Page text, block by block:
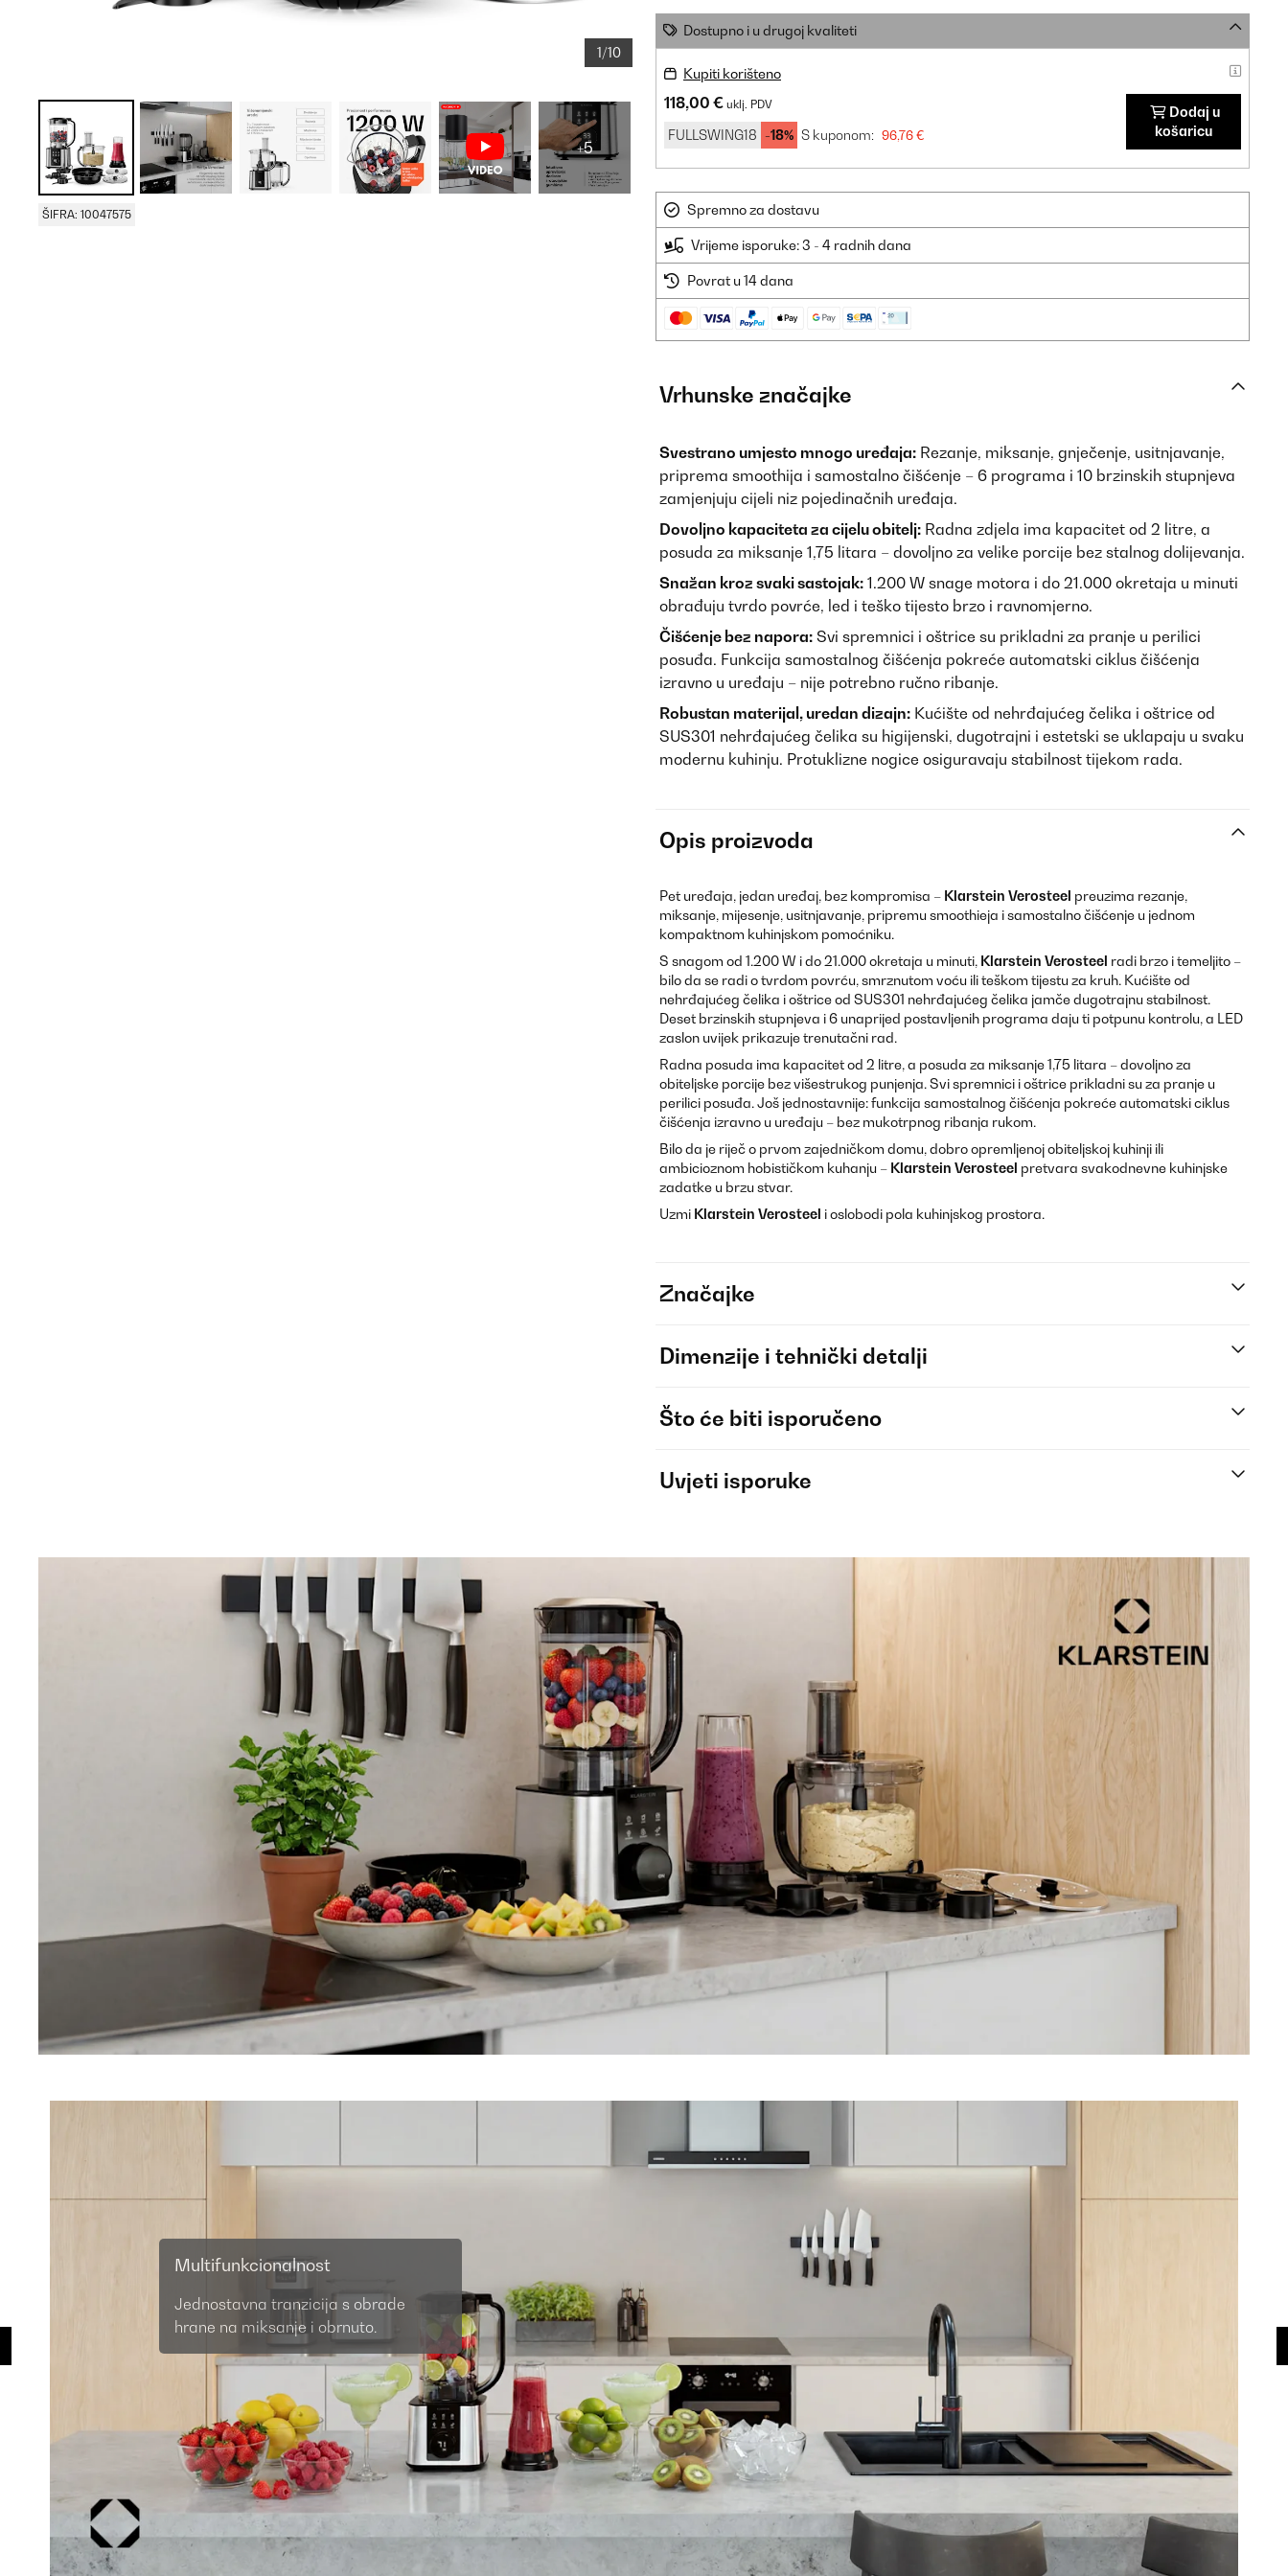
1/10
+5
ŠIFRA: 10047575
Dostupno i u drugoj kvaliteti
Kupiti korišteno
118,00 € uklj. PDV
FULLSWING18 -18% S kuponom: 96,76 €
Dodaj u
košaricu
Spremno za dostavu
Vrijeme isporuke: 3 - 4 radnih dana
Povrat u 14 dana
Vrhunske značajke
Svestrano umjesto mnogo uređaja: Rezanje, miksanje, gnječenje, usitnjavanje,
priprema smoothija i samostalno čišćenje – 6 programa i 10 brzinskih stupnjeva
zamjenjuju cijeli niz pojedinačnih uređaja.
Dovoljno kapaciteta za cijelu obitelj: Radna zdjela ima kapacitet od 2 litre, a
posuda za miksanje 1,75 litara – dovoljno za velike porcije bez stalnog dolijevanja.
Snažan kroz svaki sastojak: 1.200 W snage motora i do 21.000 okretaja u minuti
obrađuju tvrdo povrće, led i teško tijesto brzo i ravnomjerno.
Čišćenje bez napora: Svi spremnici i oštrice su prikladni za pranje u perilici
posuđa. Funkcija samostalnog čišćenja pokreće automatski ciklus čišćenja
izravno u uređaju – nije potrebno ručno ribanje.
Robustan materijal, uredan dizajn: Kućište od nehrđajućeg čelika i oštrice od
SUS301 nehrđajućeg čelika su higijenski, dugotrajni i estetski se uklapaju u svaku
modernu kuhinju. Protuklizne nogice osiguravaju stabilnost tijekom rada.
Opis proizvoda
Pet uređaja, jedan uređaj, bez kompromisa – Klarstein Verosteel preuzima rezanje,
miksanje, mijesenje, usitnjavanje, pripremu smoothieja i samostalno čišćenje u jednom
kompaktnom kuhinjskom pomoćniku.
S snagom od 1.200 W i do 21.000 okretaja u minuti, Klarstein Verosteel radi brzo i temeljito –
bilo da se radi o tvrdom povrću, smrznutom voću ili teškom tijestu za kruh. Kućište od
nehrđajućeg čelika i oštrice od SUS301 nehrđajućeg čelika jamče dugotrajnu stabilnost.
Deset brzinskih stupnjeva i 6 unaprijed postavljenih programa daju ti potpunu kontrolu, a LED
zaslon uvijek prikazuje trenutačni rad.
Radna posuda ima kapacitet od 2 litre, a posuda za miksanje 1,75 litara – dovoljno za
obiteljske porcije bez višestrukog punjenja. Svi spremnici i oštrice prikladni su za pranje u
perilici posuđa. Još jednostavnije: funkcija samostalnog čišćenja pokreće automatski ciklus
čišćenja izravno u uređaju – bez mukotrpnog ribanja rukom.
Bilo da je riječ o prvom zajedničkom domu, dobro opremljenoj obiteljskoj kuhinji ili
ambicioznom hobističkom kuhanju – Klarstein Verosteel pretvara svakodnevne kuhinjske
zadatke u brzu stvar.
Uzmi Klarstein Verosteel i oslobodi pola kuhinjskog prostora.
Značajke
Dimenzije i tehnički detalji
Što će biti isporučeno
Uvjeti isporuke
Multifunkcionalnost
Jednostavna tranzicija s obrade
hrane na miksanje i obrnuto.